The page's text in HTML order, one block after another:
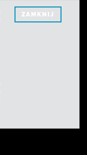
ZAMKNIJ